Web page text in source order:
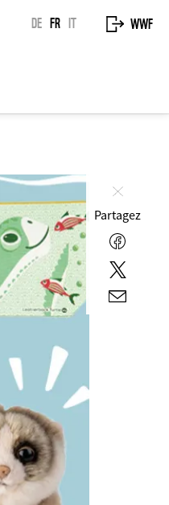
DE FR IT WWF
Fermer
Partagez
Twitter
E-